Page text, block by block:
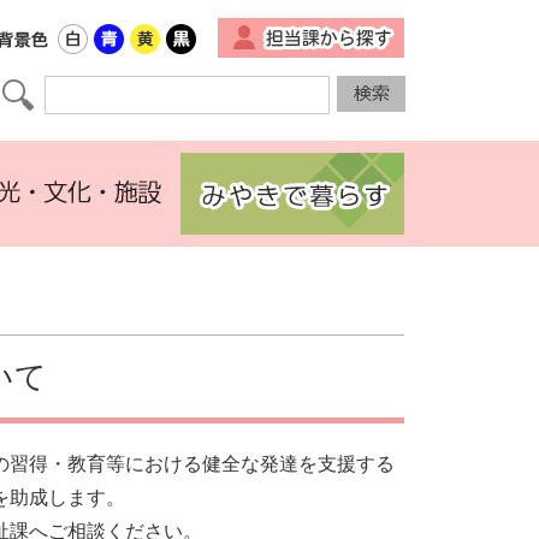
て
得・教育等における健全な発達を支援する
成します。
課へご相談ください。